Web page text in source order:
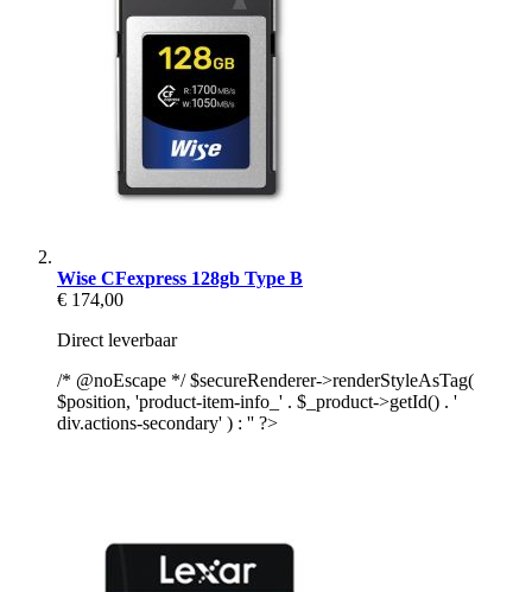
Wise CFexpress 128gb Type B
€ 174,00
Direct leverbaar
/* @noEscape */ $secureRenderer->renderStyleAsTag(
$position, 'product-item-info_' . $_product->getId() . '
div.actions-secondary' ) : '' ?>